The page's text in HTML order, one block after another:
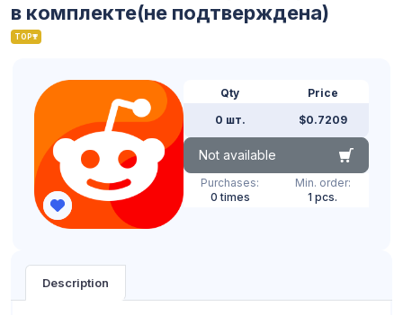
в комплекте(не подтверждена)
TOP
Qty
0 шт.
Price
$0.7209
Not available
Purchases:
0 times
Min. order:
1 pcs.
Description